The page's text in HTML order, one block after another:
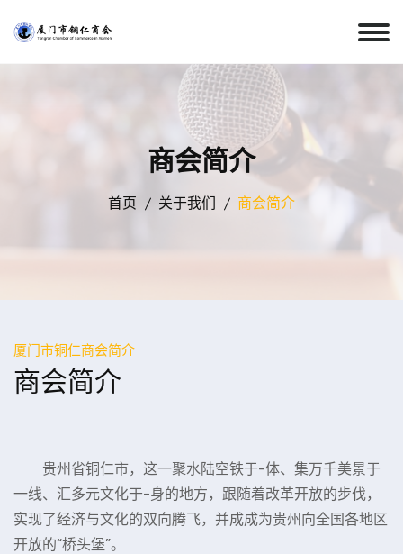
商会简介
首页 关于我们 商会简介
厦门市铜仁商会简介
商会简介
一线、汇多元文化于-身的地方，跟随着改革开放的步伐，
实现了经济与文化的双向腾飞，并成成为贵州向全国各地区
开放的“桥头堡”。